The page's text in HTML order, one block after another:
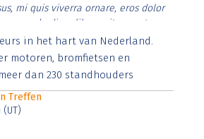
mi quis viverra ornare, eros dolor
diam libero vitae erat.
et justo cursus id rutrum lorem
vitae risus tristique posuere.
in het hart van Nederland.
motoren, bromfietsen en
dan 230 standhouders
Treffen
(UT)